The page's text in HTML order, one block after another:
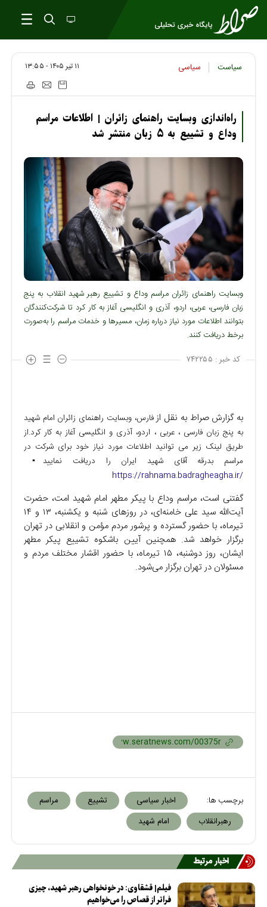
سیاست سیاسی ۱۱ تير ۱۴۰۵ - ۱۳:۵۵
راه‌اندازی وبسایت راهنمای زائران | اطلاعات مراسم
وداع و تشییع به ۵ زبان منتشر شد
وبسایت راهنمای زائران مراسم وداع و تشییع رهبر شهید انقلاب به پنج
زبان فارسی، عربی، اردو، آذری و انگلیسی آغاز به کار کرد تا شرکت‌کنندگان
بتوانند اطلاعات مورد نیاز درباره زمان، مسیرها و خدمات مراسم را به‌صورت
برخط دریافت کنند.
کد خبر : ۷۴۲۲۵۵
به گزارش صراط به نقل ازفارس، وبسایت راهنمای زائران امام شهید
به پنج زبان فارسی ، عربی ، اردو، آذری و انگلیسی آغاز به کار کرد.از
طریق لینک زیر می توانید اطلاعات مورد نیاز خود برای شرکت در
مراسم بدرقه آقای شهید ایران را دریافت نمایید▪️
https://rahnama.badragheagha.ir/
گفتنی است، مراسم وداع با پیکر مطهر امام شهید امت، حضرت
آیت‌الله سید علی خامنه‌ای، در روزهای شنبه و یکشنبه، ۱۳ و ۱۴
تیرماه، با حضور گسترده و پرشور مردم مؤمن و انقلابی در تهران
برگزار خواهد شد. همچنین آیین باشکوه تشییع پیکر مطهر
ایشان، روز دوشنبه، ۱۵ تیرماه، با حضور اقشار مختلف مردم و
مسئولان در تهران برگزار می‌شود.
برچسب ها: اخبار سیاسی تشییع
مراسم
رهبرانقلاب
امام شهید
اخبار مرتبط
فیلم| قشقاوی: در خونخواهی رهبر شهید، چیزی
فراتر از قصاص را می‌خواهیم